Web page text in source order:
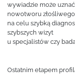
wywiadzie może
nowotworu złośliwego
na celu szybką
szybszych wizyt
u specjalistów czy
Ostatnim etapem